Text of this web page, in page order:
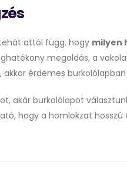
attól függ, hogy milyen
megoldás, a
akkor érdemes
akár burkolólapot
hogy a homlokzat hosszú